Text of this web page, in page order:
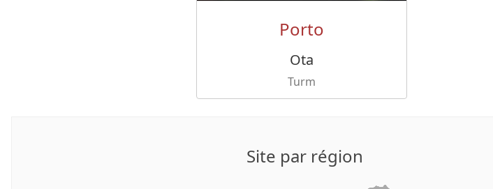
Porto
Ota
Turm
Site par région